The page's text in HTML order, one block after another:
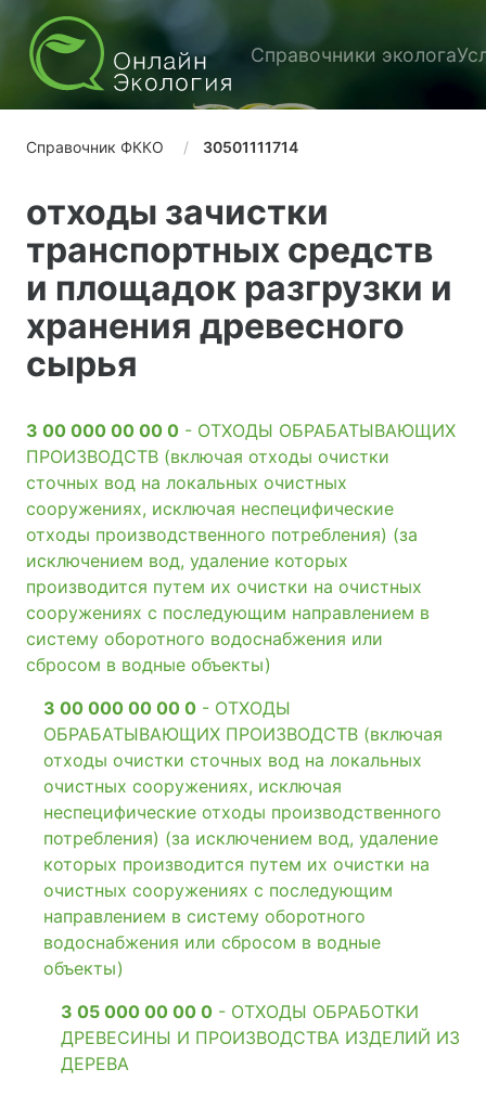
Справочники эколога
Справочник ФККО 30501111714
отходы зачистки
транспортных средств
и площадок разгрузки и
хранения древесного
сырья
3 00 000 00 00 0 - ОТХОДЫ ОБРАБАТЫВАЮЩИХ
ПРОИЗВОДСТВ (включая отходы очистки
сточных вод на локальных очистных
сооружениях, исключая неспецифические
отходы производственного потребления) (за
исключением вод, удаление которых
производится путем их очистки на очистных
сооружениях с последующим направлением в
систему оборотного водоснабжения или
сбросом в водные объекты)
3 00 000 00 00 0 - ОТХОДЫ
ОБРАБАТЫВАЮЩИХ ПРОИЗВОДСТВ (включая
отходы очистки сточных вод на локальных
очистных сооружениях, исключая
неспецифические отходы производственного
потребления) (за исключением вод, удаление
которых производится путем их очистки на
очистных сооружениях с последующим
направлением в систему оборотного
водоснабжения или сбросом в водные
объекты)
3 05 000 00 00 0 - ОТХОДЫ ОБРАБОТКИ
ДРЕВЕСИНЫ И ПРОИЗВОДСТВА ИЗДЕЛИЙ ИЗ
ДЕРЕВА